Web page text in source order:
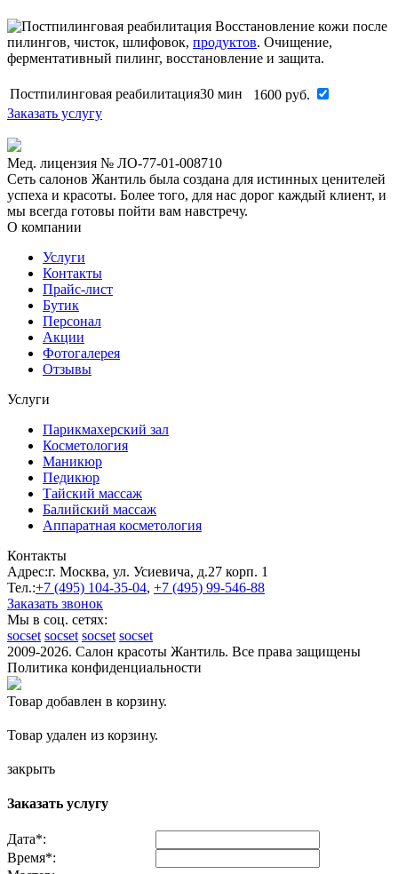
Восстановление кожи после
пилингов, чисток, шлифовок, продуктов. Очищение,
ферментативный пилинг, восстановление и защита.
Постпилинговая реабилитация30 мин 1600 руб.
Заказать услугу
Мед. лицензия № ЛО-77-01-008710
Сеть салонов Жантиль была создана для истинных ценителей
успеха и красоты. Более того, для нас дорог каждый клиент, и
мы всегда готовы пойти вам навстречу.
О компании
Услуги
Контакты
Прайс-лист
Бутик
Персонал
Акции
Фотогалерея
Отзывы
Услуги
Парикмахерский зал
Косметология
Маникюр
Педикюр
Тайский массаж
Балийский массаж
Аппаратная косметология
Контакты
Адрес:г. Москва, ул. Усиевича, д.27 корп. 1
Тел.:+7 (495) 104-35-04, +7 (495) 99-546-88
Заказать звонок
Мы в соц. сетях:
socset socset socset socset
2009-2026. Салон красоты Жантиль. Все права защищены
Политика конфиденциальности
Товар добавлен в корзину.
Товар удален из корзину.
закрыть
Заказать услугу
Дата*:
Время*: